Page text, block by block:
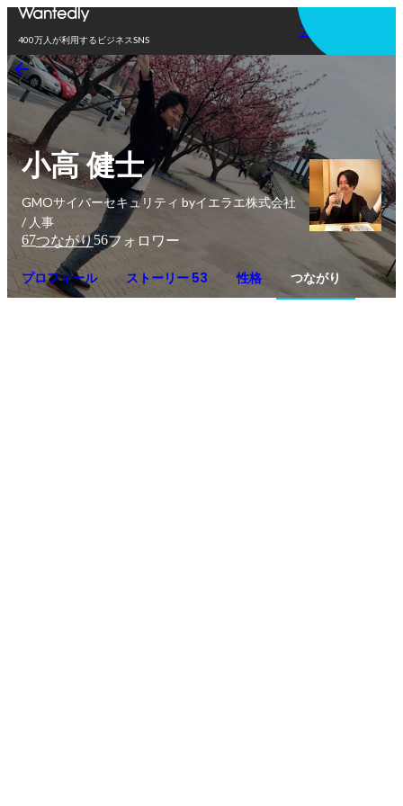
400万人が利用するビジネスSNS
アプリを使う
小高 健士
GMOサイバーセキュリティ byイエラエ株式会社
/ 人事
67つながり56フォロワー
プロフィール ストーリー 53 性格 つながり